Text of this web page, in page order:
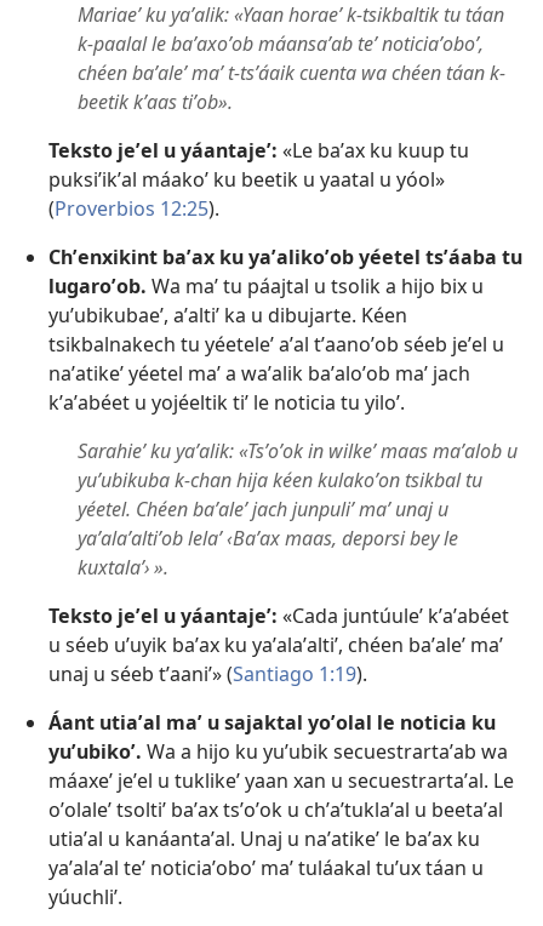
Mariaeʼ ku yaʼalik: «Yaan horaeʼ k-tsikbaltik tu táan
k-paalal le baʼaxoʼob máansaʼab teʼ noticiaʼoboʼ,
chéen baʼaleʼ maʼ t-tsʼáaik cuenta wa chéen táan k-
beetik kʼaas tiʼob».
Teksto jeʼel u yáantajeʼ: «Le baʼax ku kuup tu
puksiʼikʼal máakoʼ ku beetik u yaatal u yóol»
(Proverbios 12:25).
Chʼenxikint baʼax ku yaʼalikoʼob yéetel tsʼáaba tu
lugaroʼob. Wa maʼ tu páajtal u tsolik a hijo bix u
yuʼubikubaeʼ, aʼaltiʼ ka u dibujarte. Kéen
tsikbalnakech tu yéeteleʼ aʼal tʼaanoʼob séeb jeʼel u
naʼatikeʼ yéetel maʼ a waʼalik baʼaloʼob maʼ jach
kʼaʼabéet u yojéeltik tiʼ le noticia tu yiloʼ.
Sarahieʼ ku yaʼalik: «Tsʼoʼok in wilkeʼ maas maʼalob u
yuʼubikuba k-chan hija kéen kulakoʼon tsikbal tu
yéetel. Chéen baʼaleʼ jach junpuliʼ maʼ unaj u
yaʼalaʼaltiʼob lelaʼ ‹Baʼax maas, deporsi bey le
kuxtalaʼ› ».
Teksto jeʼel u yáantajeʼ: «Cada juntúuleʼ kʼaʼabéet
u séeb uʼuyik baʼax ku yaʼalaʼaltiʼ, chéen baʼaleʼ maʼ
unaj u séeb tʼaaniʼ» (Santiago 1:19).
Áant utiaʼal maʼ u sajaktal yoʼolal le noticia ku
yuʼubikoʼ. Wa a hijo ku yuʼubik secuestrartaʼab wa
máaxeʼ jeʼel u tuklikeʼ yaan xan u secuestrartaʼal. Le
oʼolaleʼ tsoltiʼ baʼax tsʼoʼok u chʼaʼtuklaʼal u beetaʼal
utiaʼal u kanáantaʼal. Unaj u naʼatikeʼ le baʼax ku
yaʼalaʼal teʼ noticiaʼoboʼ maʼ tuláakal tuʼux táan u
yúuchliʼ.